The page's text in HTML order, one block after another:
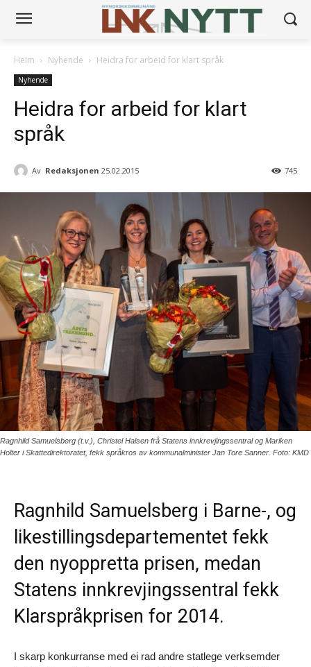
Heim Nyhende Heidra for arbeid for klart språk
Nyhende
Heidra for arbeid for klart
språk
Av Redaksjonen 25.02.2015 745
Ragnhild Samuelsberg (t.v.), Christel Halsen frå Statens innkrevjingssentral og Mariken
Holter i Skattedirektoratet, fekk språkros av kommunalminister Jan Tore Sanner. Foto: KMD
Ragnhild Samuelsberg i Barne-, og
likestillingsdepartementet fekk
den nyoppretta prisen, medan
Statens innkrevjingssentral fekk
Klarspråkprisen for 2014.
I skarp konkurranse med ei rad andre statlege verksemder